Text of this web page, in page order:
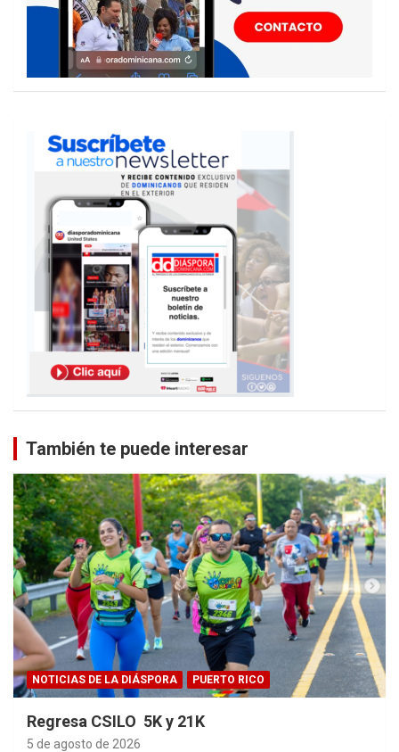
También te puede interesar
NOTICIAS DE LA DIÁSPORA PUERTO RICO
Regresa CSILO 5K y 21K
5 de agosto de 2026